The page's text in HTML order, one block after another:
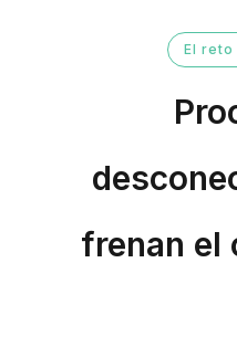
El
frenan el